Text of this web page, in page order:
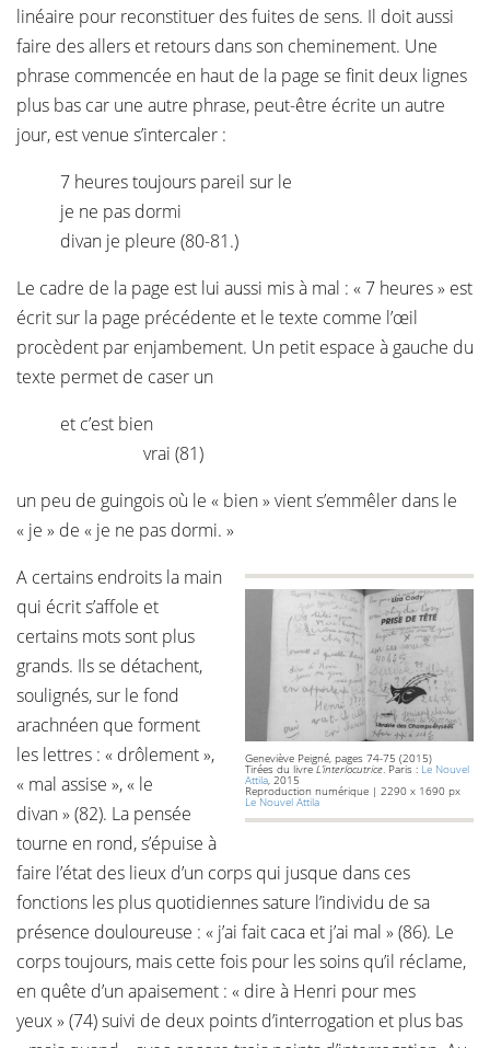
linéaire pour reconstituer des fuites de sens. Il doit aussi
faire des allers et retours dans son cheminement. Une
phrase commencée en haut de la page se finit deux lignes
plus bas car une autre phrase, peut-être écrite un autre
jour, est venue s’intercaler :
7 heures toujours pareil sur le
je ne pas dormi
divan je pleure (80-81.)
Le cadre de la page est lui aussi mis à mal : « 7 heures » est
écrit sur la page précédente et le texte comme l’œil
procèdent par enjambement. Un petit espace à gauche du
texte permet de caser un
et c’est bien
vrai (81)
un peu de guingois où le « bien » vient s’emmêler dans le
« je » de « je ne pas dormi. »
Geneviève Peigné, pages 74-75 (2015)
Tirées du livreL’interlocutrice. Paris : Le Nouvel
Attila, 2015
Reproduction numérique | 2290 x 1690 px
Le Nouvel Attila
A certains endroits la main
qui écrit s’affole et
certains mots sont plus
grands. Ils se détachent,
soulignés, sur le fond
arachnéen que forment
les lettres : « drôlement »,
« mal assise », « le
divan » (82). La pensée
tourne en rond, s’épuise à
faire l’état des lieux d’un corps qui jusque dans ces
fonctions les plus quotidiennes sature l’individu de sa
présence douloureuse : « j’ai fait caca et j’ai mal » (86). Le
corps toujours, mais cette fois pour les soins qu’il réclame,
en quête d’un apaisement : « dire à Henri pour mes
yeux » (74) suivi de deux points d’interrogation et plus bas